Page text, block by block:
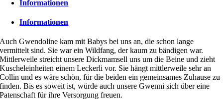
Informationen
Informationen
Auch Gwendoline kam mit Babys bei uns an, die schon lange
vermittelt sind. Sie war ein Wildfang, der kaum zu bändigen war.
Mittlerweile streicht unsere Dickmamsell uns um die Beine und zieht
Kuscheleinheiten einem Leckerli vor. Sie hängt mittlerweile sehr an
Collin und es wäre schön, für die beiden ein gemeinsames Zuhause zu
finden. Bis es soweit ist, würde auch unsere Gwenni sich über eine
Patenschaft für ihre Versorgung freuen.